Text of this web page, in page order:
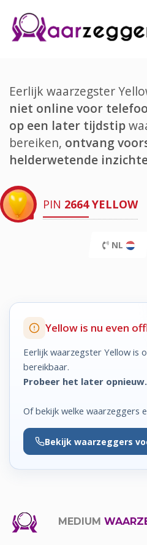
Eerlijk waarzegster
niet online voor
op een later tijdstip
bereiken, ontvang
helderwetende
PIN 2664 YELLOW
NL
Yellow is nu even
Eerlijk waarzegster Yellow is
bereikbaar.
Probeer het later opnieuw.
Of bekijk welke waarzeggers
Bekijk waarzeggers
MEDIUM